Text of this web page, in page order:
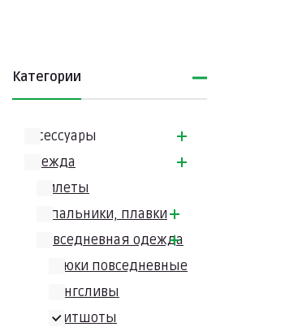
Категории
Аксессуары
Одежда
Жилеты
Купальники, плавки
Повседневная одежда
Брюки повседневные
Лонгсливы
Свитшоты